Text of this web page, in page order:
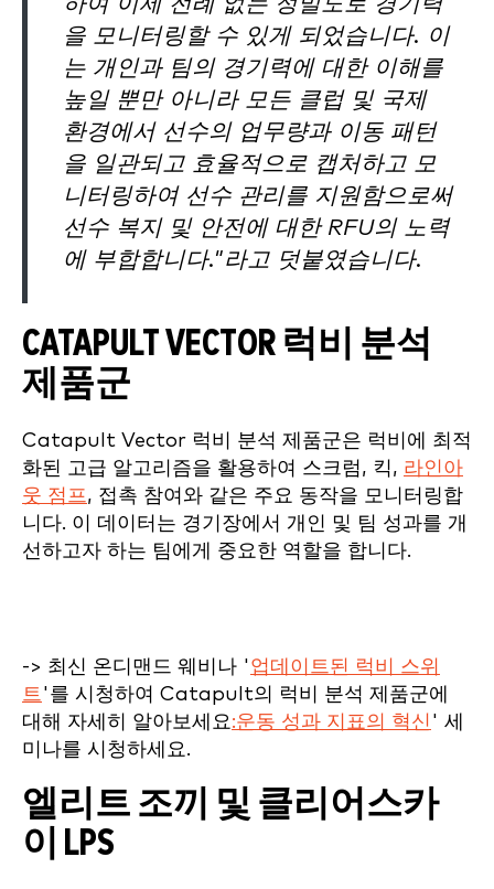
하여 이제 전례 없는 정밀도로 경기력
을 모니터링할 수 있게 되었습니다. 이
는 개인과 팀의 경기력에 대한 이해를
높일 뿐만 아니라 모든 클럽 및 국제
환경에서 선수의 업무량과 이동 패턴
을 일관되고 효율적으로 캡처하고 모
니터링하여 선수 관리를 지원함으로써
선수 복지 및 안전에 대한 RFU의 노력
에 부합합니다."라고 덧붙였습니다.
CATAPULT VECTOR 럭비 분석
제품군
Catapult Vector 럭비 분석 제품군은 럭비에 최적
화된 고급 알고리즘을 활용하여 스크럼, 킥, 라인아
웃 점프, 접촉 참여와 같은 주요 동작을 모니터링합
니다. 이 데이터는 경기장에서 개인 및 팀 성과를 개
선하고자 하는 팀에게 중요한 역할을 합니다.
-> 최신 온디맨드 웨비나 '업데이트된 럭비 스위
트'를 시청하여 Catapult의 럭비 분석 제품군에
대해 자세히 알아보세요:운동 성과 지표의 혁신 ' 세
미나를 시청하세요.
엘리트 조끼 및 클리어스카
이 LPS